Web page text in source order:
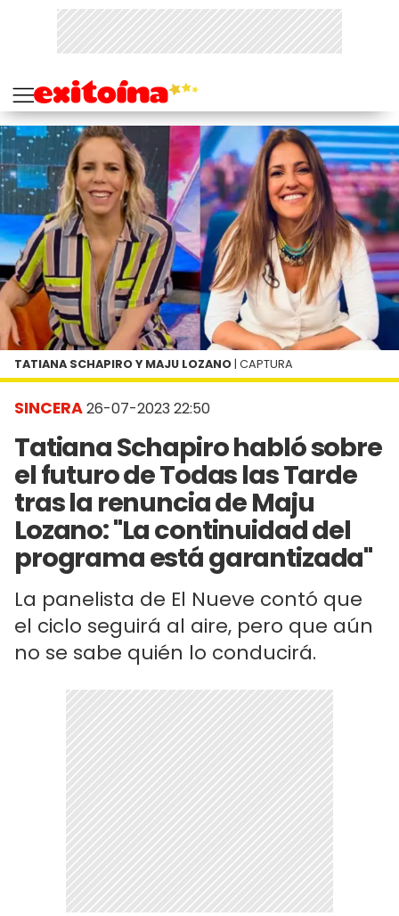
SINCERA26-07-2023 22:50
Tatiana Schapiro habló sobre
el futuro de Todas las Tarde
tras la renuncia de Maju
Lozano: "La continuidad del
programa está garantizada"
La panelista de El Nueve contó que
el ciclo seguirá al aire, pero que aún
no se sabe quién lo conducirá.
TATIANA SCHAPIRO Y MAJU LOZANO | CAPTURA